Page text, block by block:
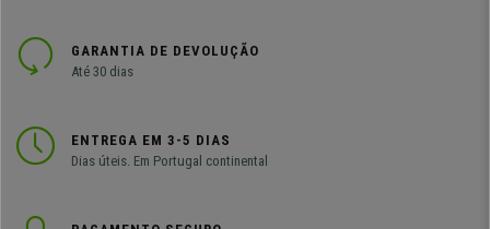
GARANTIA DE DEVOLUÇÃO
Até 30 dias
ENTREGA EM 3-5 DIAS
Dias úteis. Em Portugal continental